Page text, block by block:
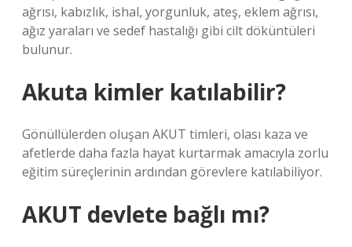
ağrısı, kabızlık, ishal, yorgunluk, ateş, eklem ağrısı,
ağız yaraları ve sedef hastalığı gibi cilt döküntüleri
bulunur.
Akuta kimler katılabilir?
Gönüllülerden oluşan AKUT timleri, olası kaza ve
afetlerde daha fazla hayat kurtarmak amacıyla zorlu
eğitim süreçlerinin ardından görevlere katılabiliyor.
AKUT devlete bağlı mı?